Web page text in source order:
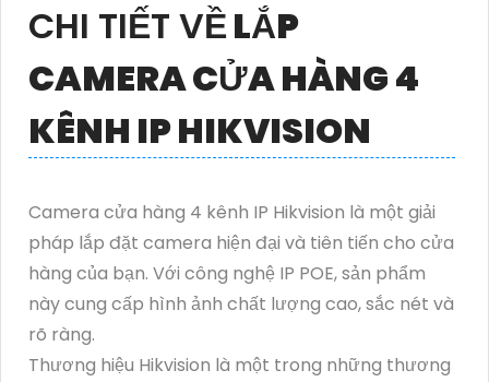
CHI TIẾT VỀLẮP
CAMERA CỬA HÀNG 4
KÊNH IP HIKVISION
Camera cửa hàng 4 kênh IP Hikvision là một giải
pháp lắp đặt camera hiện đại và tiên tiến cho cửa
hàng của bạn. Với công nghệ IP POE, sản phẩm
này cung cấp hình ảnh chất lượng cao, sắc nét và
rõ ràng.
Thương hiệu Hikvision là một trong những thương